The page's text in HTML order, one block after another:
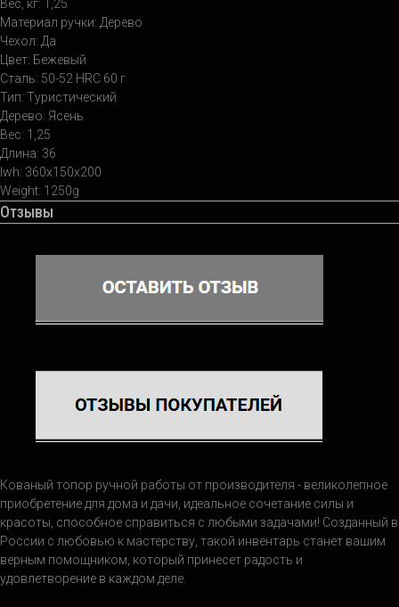
Вес, кг: 1,25
Материал ручки: Дерево
Чехол: Да
Цвет: Бежевый
Сталь: 50-52 HRC 60 г
Тип: Туристический
Дерево: Ясень
Вес: 1,25
Длина: 36
lwh: 360x150x200
Weight: 1250g
Отзывы
Кованый топор ручной работы от производителя - великолепное
приобретение для дома и дачи, идеальное сочетание силы и
красоты, способное справиться с любыми задачами! Созданный в
России с любовью к мастерству, такой инвентарь станет вашим
верным помощником, который принесет радость и
удовлетворение в каждом деле.